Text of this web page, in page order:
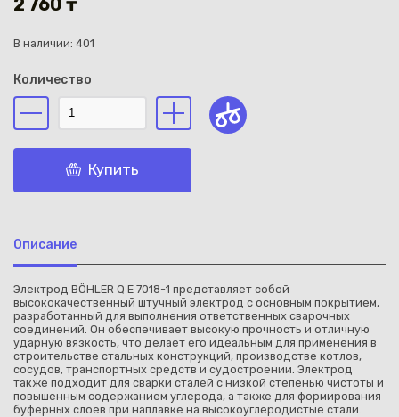
2 760 ₸
В наличии: 401
Количество
Купить
Описание
Электрод BÖHLER Q E 7018-1 представляет собой
высококачественный штучный электрод с основным покрытием,
разработанный для выполнения ответственных сварочных
соединений. Он обеспечивает высокую прочность и отличную
ударную вязкость, что делает его идеальным для применения в
строительстве стальных конструкций, производстве котлов,
сосудов, транспортных средств и судостроении. Электрод
также подходит для сварки сталей с низкой степенью чистоты и
повышенным содержанием углерода, а также для формирования
буферных слоев при наплавке на высокоуглеродистые стали.